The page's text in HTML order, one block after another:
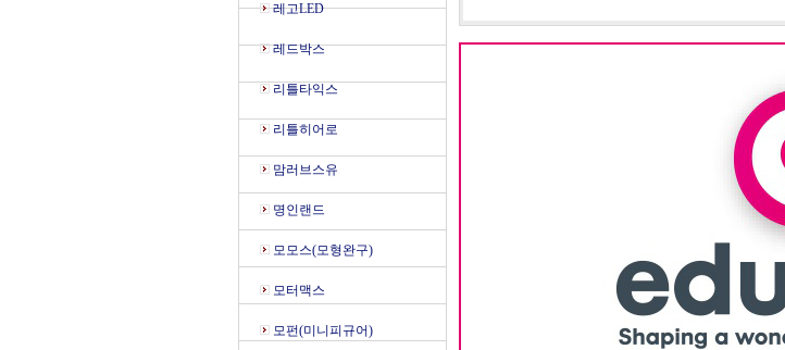
레고LED
레드박스
리틀타익스
리틀히어로
맘러브스유
명인랜드
모모스(모형완구)
모터맥스
모펀(미니피규어)